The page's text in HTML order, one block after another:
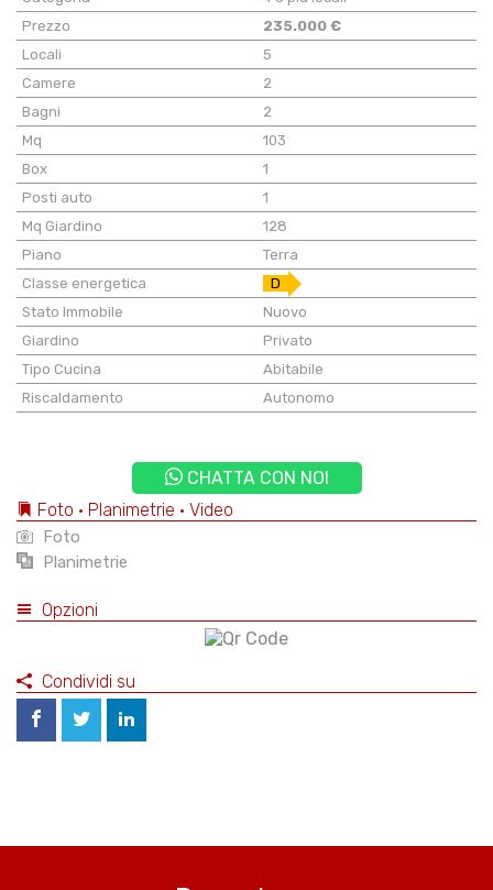
Prezzo
235.000 €
Locali
5
Camere
2
Bagni
2
Mq
103
Box
1
Posti auto
1
Mq Giardino
128
Piano
Terra
Classe energetica
D
Stato Immobile
Nuovo
Giardino
Privato
Tipo Cucina
Abitabile
Riscaldamento
Autonomo
CHATTA CON NOI
Foto • Planimetrie • Video
Foto
Planimetrie
Opzioni
Condividi su